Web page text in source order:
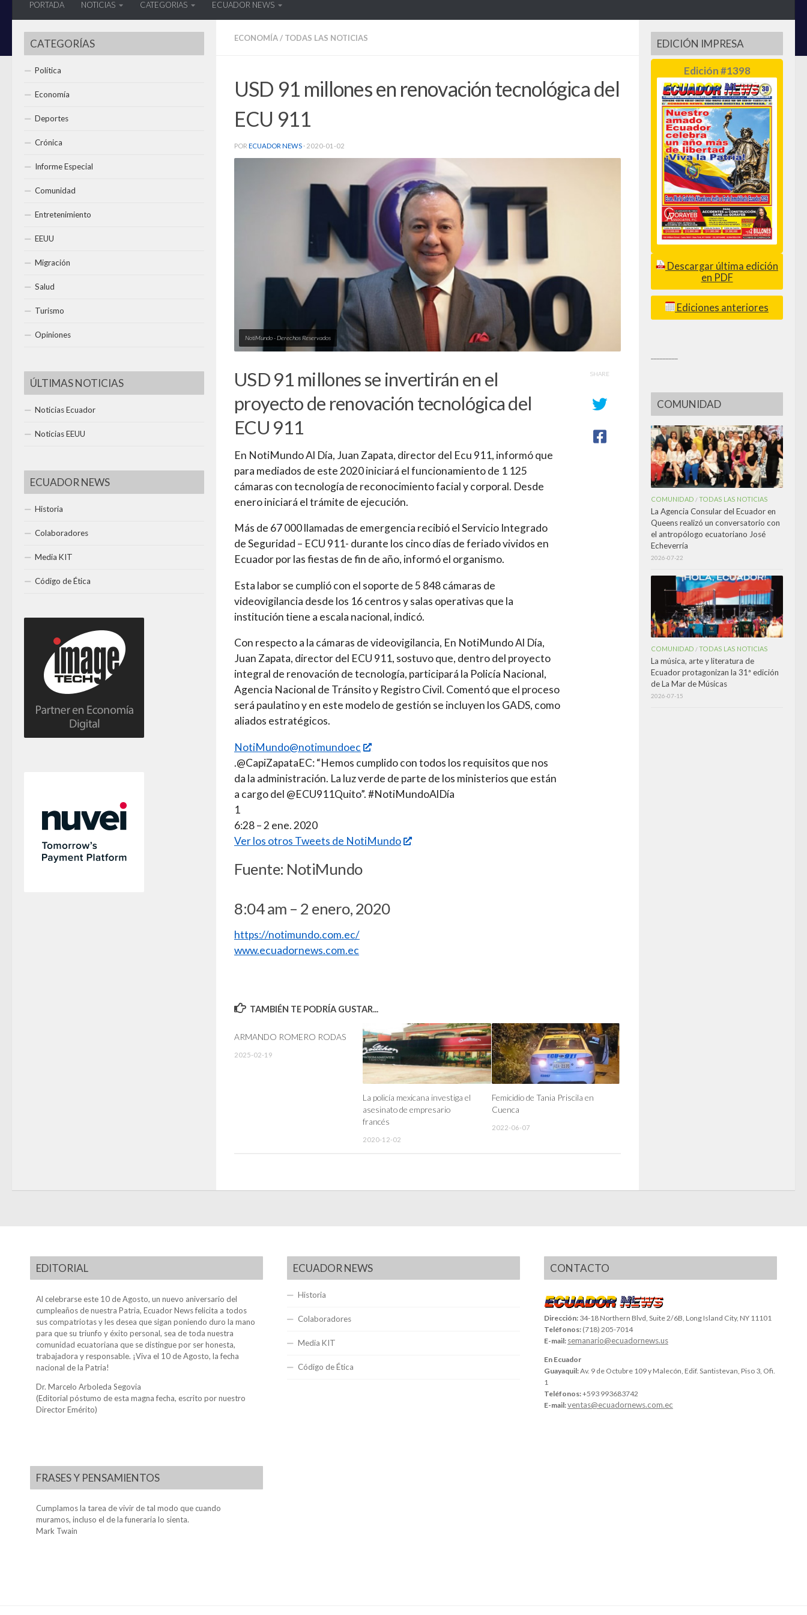
PORTADA NOTICIAS CATEGORIAS ECUADOR NEWS
ECONOMÍA/ TODAS LAS NOTICIAS
USD 91 millones en renovación tecnológica del
ECU 911
POR ECUADOR NEWS · 2020-01-02
NotiMundo - Derechos Reservados
USD 91 millones se invertirán en el
proyecto de renovación tecnológica del
ECU 911
En NotiMundo Al Día, Juan Zapata, director del Ecu 911, informó que
para mediados de este 2020 iniciará el funcionamiento de 1 125
cámaras con tecnología de reconocimiento facial y corporal. Desde
enero iniciará el trámite de ejecución.
Más de 67 000 llamadas de emergencia recibió el Servicio Integrado
de Seguridad – ECU 911- durante los cinco días de feriado vividos en
Ecuador por las fiestas de fin de año, informó el organismo.
Esta labor se cumplió con el soporte de 5 848 cámaras de
videovigilancia desde los 16 centros y salas operativas que la
institución tiene a escala nacional, indicó.
Con respecto a la cámaras de videovigilancia, En NotiMundo Al Día,
Juan Zapata, director del ECU 911, sostuvo que, dentro del proyecto
integral de renovación de tecnología, participará la Policía Nacional,
Agencia Nacional de Tránsito y Registro Civil. Comentó que el proceso
será paulatino y en este modelo de gestión se incluyen los GADS, como
aliados estratégicos.
NotiMundo@notimundoec
.@CapiZapataEC: “Hemos cumplido con todos los requisitos que nos
da la administración. La luz verde de parte de los ministerios que están
a cargo del @ECU911Quito”. #NotiMundoAlDía
1
6:28 – 2 ene. 2020
Ver los otros Tweets de NotiMundo
Fuente: NotiMundo
8:04 am – 2 enero, 2020
https://notimundo.com.ec/
www.ecuadornews.com.ec
SHARE
TAMBIÉN TE PODRÍA GUSTAR...
ARMANDO ROMERO RODAS
2025-02-19
La policía mexicana investiga el
asesinato de empresario
francés
2020-12-02
Femicidio de Tania Priscila en
Cuenca
2022-06-07
CATEGORÍAS
Política
Economía
Deportes
Crónica
Informe Especial
Comunidad
Entretenimiento
EEUU
Migración
Salud
Turismo
Opiniones
ÚLTIMAS NOTICIAS
Noticias Ecuador
Noticias EEUU
ECUADOR NEWS
Historia
Colaboradores
Media KIT
Código de Ética
EDICIÓN IMPRESA
Edición #1398
Descargar última edición
en PDF
Ediciones anteriores
COMUNIDAD
COMUNIDAD /TODAS LAS NOTICIAS
La Agencia Consular del Ecuador en
Queens realizó un conversatorio con
el antropólogo ecuatoriano José
Echeverría
2026-07-22
COMUNIDAD /TODAS LAS NOTICIAS
La música, arte y literatura de
Ecuador protagonizan la 31ª edición
de La Mar de Músicas
2026-07-15
EDITORIAL
Al celebrarse este 10 de Agosto, un nuevo aniversario del
cumpleaños de nuestra Patria, Ecuador News felicita a todos
sus compatriotas y les desea que sigan poniendo duro la mano
para que su triunfo y éxito personal, sea de toda nuestra
comunidad ecuatoriana que se distingue por ser honesta,
trabajadora y responsable. ¡Viva el 10 de Agosto, la fecha
nacional de la Patria!
Dr. Marcelo Arboleda Segovia
(Editorial póstumo de esta magna fecha, escrito por nuestro
Director Emérito)
FRASES Y PENSAMIENTOS
Cumplamos la tarea de vivir de tal modo que cuando
muramos, incluso el de la funeraria lo sienta.
Mark Twain
ECUADOR NEWS
Historia
Colaboradores
Media KIT
Código de Ética
CONTACTO
Dirección: 34-18 Northern Blvd, Suite 2/6B, Long Island City, NY 11101
Teléfonos: (718) 205-7014
E-mail: semanario@ecuadornews.us
En Ecuador
Guayaquil:Av. 9 de Octubre 109 y Malecón, Edif. Santistevan, Piso 3, Ofi.
1
Teléfonos:+593 993683742
E-mail:ventas@ecuadornews.com.ec